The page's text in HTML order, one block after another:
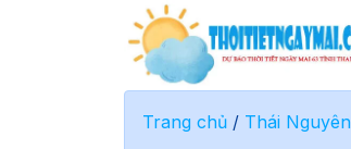
Trang chủ / Thái Nguyên